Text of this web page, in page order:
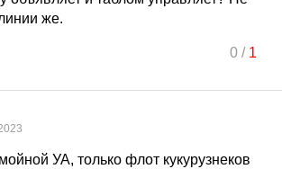
же.
0/ 1
УА, только флот кукурузнеков